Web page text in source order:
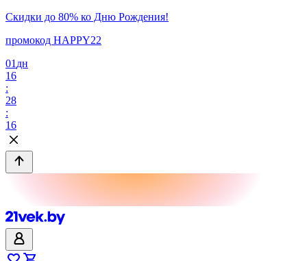
Скидки до 80% ко Дню Рождения!
промокод HAPPY22
01 дн
16
:
28
:
16